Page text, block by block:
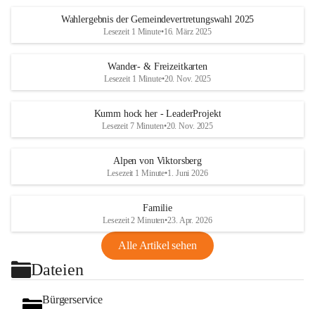
Wahlergebnis der Gemeindevertretungswahl 2025
Lesezeit 1 Minute•16. März 2025
Wander- & Freizeitkarten
Lesezeit 1 Minute•20. Nov. 2025
Kumm hock her - LeaderProjekt
Lesezeit 7 Minuten•20. Nov. 2025
Alpen von Viktorsberg
Lesezeit 1 Minute•1. Juni 2026
Familie
Lesezeit 2 Minuten•23. Apr. 2026
Alle Artikel sehen
Dateien
Bürgerservice